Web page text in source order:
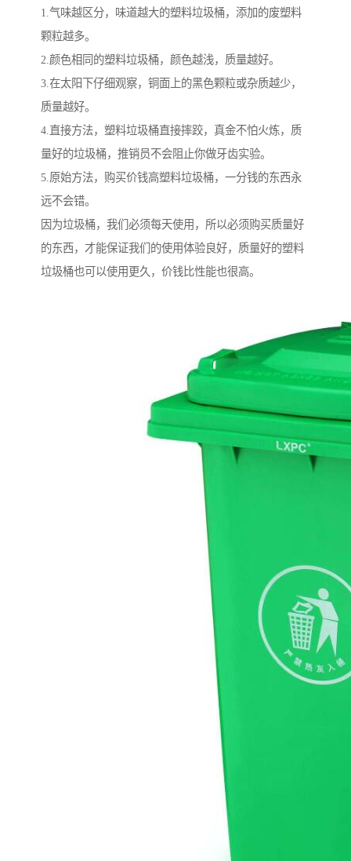
1.气味越区分，味道越大的塑料垃圾桶，添加的废塑料
颗粒越多。
2.颜色相同的塑料垃圾桶，颜色越浅，质量越好。
3.在太阳下仔细观察，铜面上的黑色颗粒或杂质越少，
质量越好。
4.直接方法，塑料垃圾桶直接摔跤，真金不怕火炼，质
量好的垃圾桶，推销员不会阻止你做牙齿实验。
5.原始方法，购买价钱高塑料垃圾桶，一分钱的东西永
远不会错。
因为垃圾桶，我们必须每天使用，所以必须购买质量好
的东西，才能保证我们的使用体验良好，质量好的塑料
垃圾桶也可以使用更久，价钱比性能也很高。